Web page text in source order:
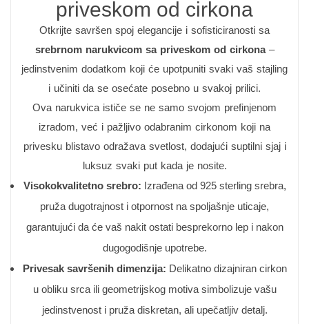
priveskom od cirkona
Otkrijte savršen spoj elegancije i sofisticiranosti sa
srebrnom narukvicom sa priveskom od cirkona–
jedinstvenim dodatkom koji će upotpuniti svaki vaš stajling
i učiniti da se osećate posebno u svakoj prilici.
Ova narukvica ističe se ne samo svojom prefinjenom
izradom, već i pažljivo odabranim cirkonom koji na
privesku blistavo odražava svetlost, dodajući suptilni sjaj i
luksuz svaki put kada je nosite.
Visokokvalitetno srebro: Izrađena od 925 sterling srebra,
pruža dugotrajnost i otpornost na spoljašnje uticaje,
garantujući da će vaš nakit ostati besprekorno lep i nakon
dugogodišnje upotrebe.
Privesak savršenih dimenzija: Delikatno dizajniran cirkon
u obliku srca ili geometrijskog motiva simbolizuje vašu
jedinstvenost i pruža diskretan, ali upečatljiv detalj.